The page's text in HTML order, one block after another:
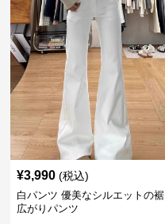
¥3,990 (税込)
白パンツ 優美なシルエットの裾
広がりパンツ